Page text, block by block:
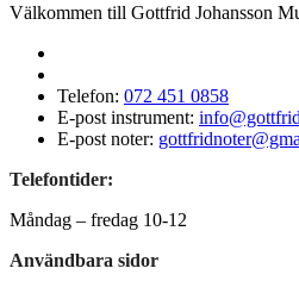
Välkommen till Gottfrid Johansson
Telefon: 072 451 0858
E-post instrument:
E-post noter:
Telefontider:
Måndag – fredag 10-12
Användbara sidor